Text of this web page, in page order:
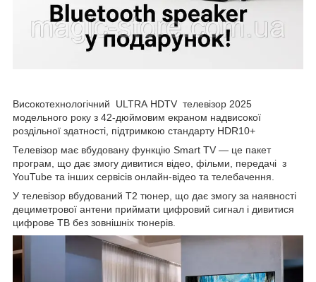
Високотехнологічний ULTRA HDTV телевізор 2025
модельного року з 42-дюймовим екраном надвисокої
роздільної здатності, підтримкою стандарту HDR10+
Телевізор має вбудовану функцію Smart TV — це пакет
програм, що дає змогу дивитися відео, фільми, передачі з
YouTube та інших сервісів онлайн-відео та телебачення.
У телевізор вбудований Т2 тюнер, що дає змогу за наявності
дециметрової антени приймати цифровий сигнал і дивитися
цифрове ТВ без зовнішніх тюнерів.